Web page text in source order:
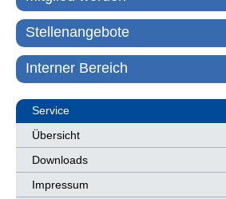
Stellenangebote
Interner Bereich
Service
Übersicht
Downloads
Impressum